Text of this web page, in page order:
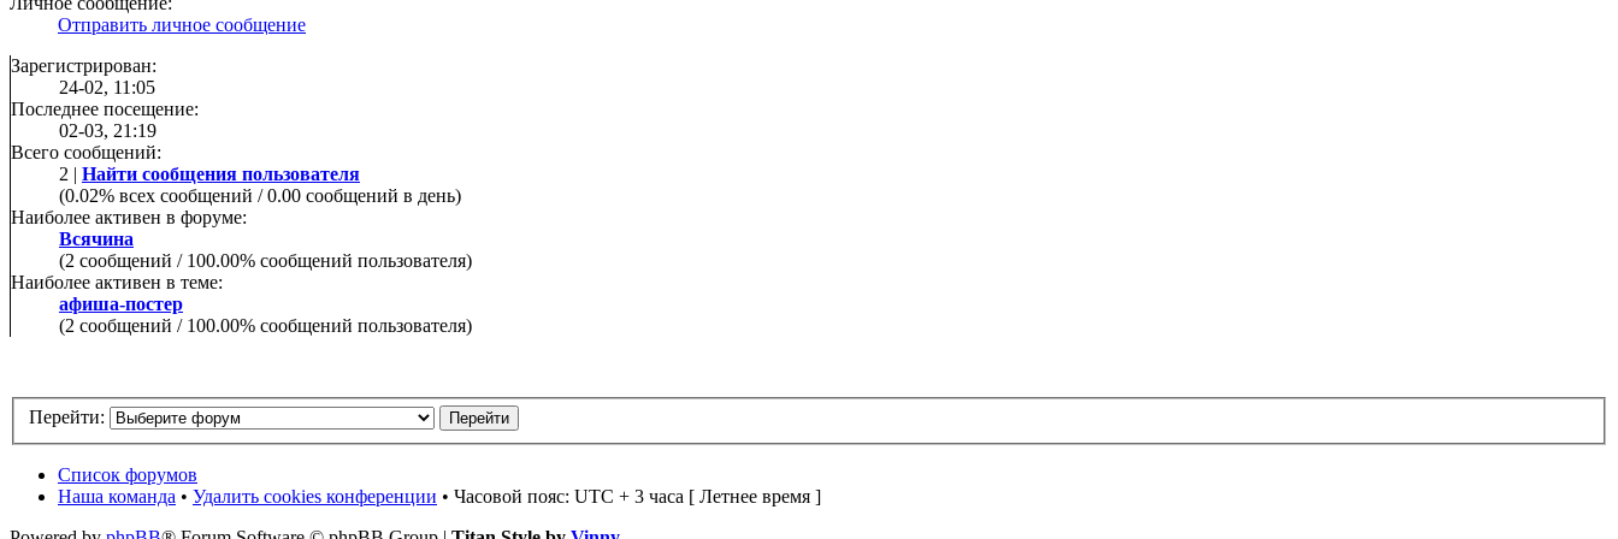
Отправить личное сообщение
Зарегистрирован:
24-02, 11:05
Последнее посещение:
02-03, 21:19
Всего сообщений:
2 | Найти сообщения пользователя
(0.02% всех сообщений / 0.00 сообщений в день)
Наиболее активен в форуме:
Всячина
(2 сообщений / 100.00% сообщений пользователя)
Наиболее активен в теме:
афиша-постер
(2 сообщений / 100.00% сообщений пользователя)
Перейти:
Список форумов
Наша команда • Удалить cookies конференции • Часовой пояс: UTC + 3 часа [ Летнее время ]